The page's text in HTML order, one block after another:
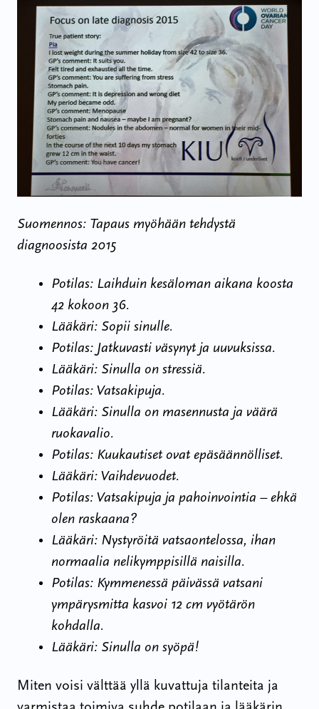
Suomennos: Tapaus myöhään tehdystä
diagnoosista 2015
Potilas: Laihduin kesäloman aikana koosta
42 kokoon 36.
Lääkäri: Sopii sinulle.
Potilas: Jatkuvasti väsynyt ja uuvuksissa.
Lääkäri: Sinulla on stressiä.
Potilas: Vatsakipuja.
Lääkäri: Sinulla on masennusta ja väärä
ruokavalio.
Potilas: Kuukautiset ovat epäsäännölliset.
Lääkäri: Vaihdevuodet.
Potilas: Vatsakipuja ja pahoinvointia – ehkä
olen raskaana?
Lääkäri: Nystyröitä vatsaontelossa, ihan
normaalia nelikymppisillä naisilla.
Potilas: Kymmenessä päivässä vatsani
ympärysmitta kasvoi 12 cm vyötärön
kohdalla.
Lääkäri: Sinulla on syöpä!
Miten voisi välttää yllä kuvattuja tilanteita ja